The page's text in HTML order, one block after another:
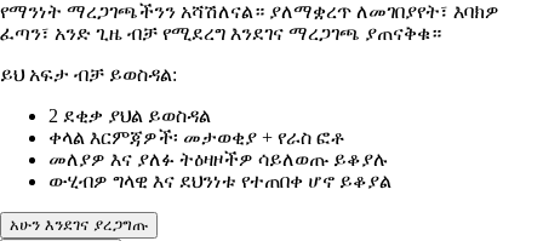
የማንነት ማረጋገጫችንን አሻሽለናል። ያለማቋረጥ ለመገበያየት፣ እባክዎ
ፈጣን፣ አንድ ጊዜ ብቻ የሚደረግ እንደገና ማረጋገጫ ያጠናቅቁ።
ይህ አፍታ ብቻ ይወስዳል:
2 ደቂቃ ያህል ይወስዳል
ቀላል እርምጃዎች፡ መታወቂያ + የራስ ፎቶ
መለያዎ እና ያለፉ ትዕዛዞችዎ ሳይለወጡ ይቆያሉ
ውሂብዎ ግላዊ እና ደህንነቱ የተጠበቀ ሆኖ ይቆያል
አሁን እንደገና ያረጋግጡ